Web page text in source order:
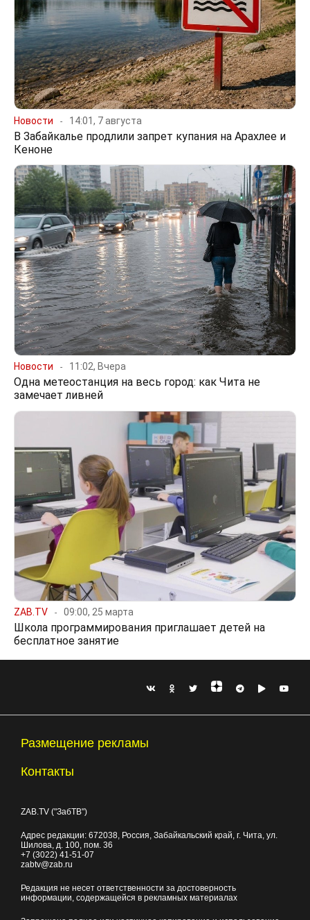
Новости 14:01, 7 августа
В Забайкалье продлили запрет купания на Арахлее и
Кеноне
Новости 11:02, Вчера
Одна метеостанция на весь город: как Чита не
замечает ливней
ZAB.TV 09:00, 25 марта
Школа программирования приглашает детей на
бесплатное занятие
Размещение рекламы
Контакты
ZAB.TV ("ЗабТВ")
Адрес редакции: 672038, Россия, Забайкальский край, г. Чита, ул.
Шилова, д. 100, пом. 36
+7 (3022) 41-51-07
zabtv@zab.ru
Редакция не несет ответственности за достоверность
информации, содержащейся в рекламных материалах